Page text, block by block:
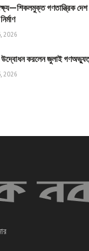
গণতান্ত্রিক দেশ
2026
উদ্বোধন করলেন জুলাই
2026